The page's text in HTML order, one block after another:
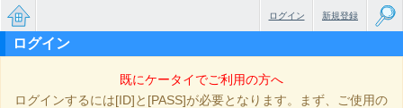
無料で
新規登録
ログイン
ログイン
既にケータイでご利用の方へ
ログインするには[ID]と[PASS]が必要となります。まず、ご使用の